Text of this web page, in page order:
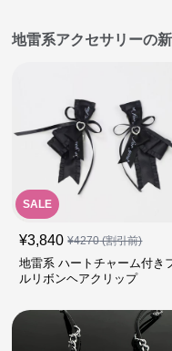
地雷系アクセサリーの
SALE
¥3,840 ¥4270(割引前)
地雷系 ハートチャーム付き
ルリボンヘアクリップ